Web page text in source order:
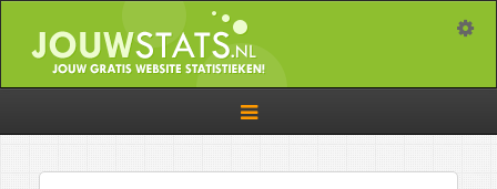
Toggle
navigation